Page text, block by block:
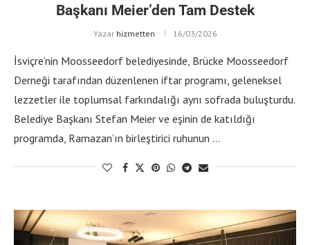
Başkanı Meier’den Tam Destek
Yazar hizmetten 16/03/2026
İsviçre’nin Moosseedorf belediyesinde, Brücke Moosseedorf
Derneği tarafından düzenlenen iftar programı, geleneksel
lezzetler ile toplumsal farkındalığı aynı sofrada buluşturdu.
Belediye Başkanı Stefan Meier ve eşinin de katıldığı
programda, Ramazan’ın birleştirici ruhunun …